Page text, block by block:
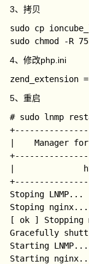
3、拷贝
sudo cp
4、修改php.ini
5、重启
# sudo lnmp
|    Manager
|
Stoping LNMP...
Stoping
[ ok ] Stopping
Gracefully
Starting LNMP...
Starting